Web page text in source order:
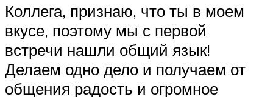
Коллега, признаю, что ты в моем
вкусе, поэтому мы с первой
встречи нашли общий язык!
Делаем одно дело и получаем от
общения радость и огромное